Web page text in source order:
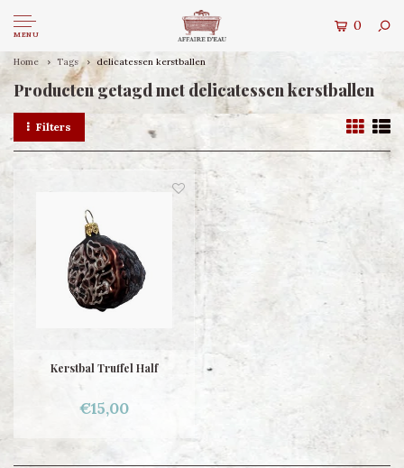
MENU
0
Home Tags delicatessen kerstballen
Producten getagd met delicatessen kerstballen
Filters
Kerstbal Truffel Half
€15,00